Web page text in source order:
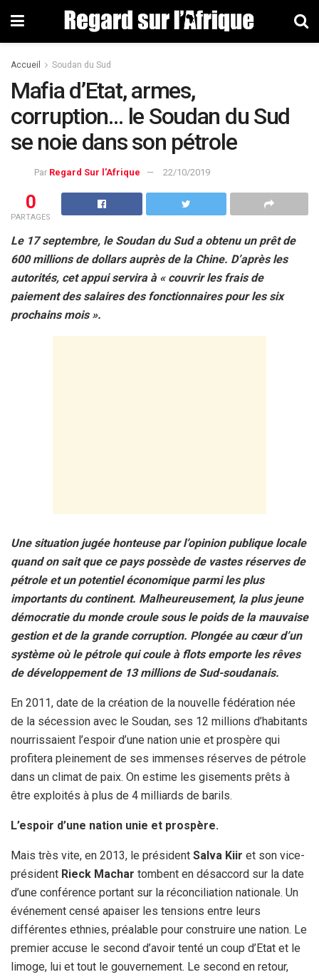
Accueil Soudan du Sud
Mafia d’Etat, armes,
corruption… le Soudan du Sud
se noie dans son pétrole
Par Regard Sur l'Afrique 22/10/2019
0
PARTAGES
Le 17 septembre, le Soudan du Sud a obtenu un prêt de
600 millions de dollars auprès de la Chine. D’après les
autorités, cet appui servira à « couvrir les frais de
paiement des salaires des fonctionnaires pour les six
prochains mois ».
Une situation jugée honteuse par l’opinion publique locale
quand on sait que ce pays possède de vastes réserves de
pétrole et un potentiel économique parmi les plus
importants du continent. Malheureusement, la plus jeune
démocratie du monde croule sous le poids de la mauvaise
gestion et de la grande corruption. Plongée au cœur d’un
système où le pétrole qui coule à flots emporte les rêves
de développement de 13 millions de Sud-soudanais.
En 2011, date de la création de la nouvelle fédération née
de la sécession avec le Soudan, ses 12 millions d’habitants
nourrissaient l’espoir d’une nation unie et prospère qui
profitera pleinement de ses immenses réserves de pétrole
dans un climat de paix. On estime les gisements prêts à
être exploités à plus de 4 milliards de barils.
L’espoir d’une nation unie et prospère.
Mais très vite, en 2013, le président Salva Kiir et son vice-
président Rieck Machar tombent en désaccord sur la date
d’une conférence portant sur la réconciliation nationale. Un
événement censé apaiser les tensions entre leurs
différentes ethnies, préalable pour construire une nation. Le
premier accuse le second d’avoir tenté un coup d’Etat et le
limoge, lui et tout le gouvernement. Le second en retour,